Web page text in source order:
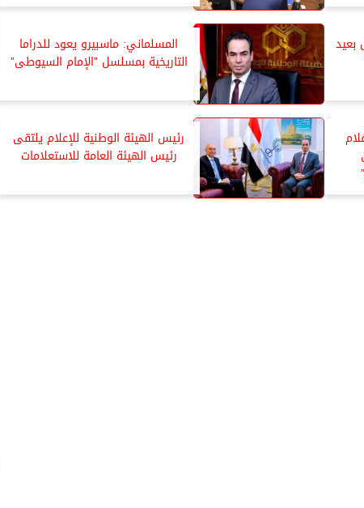
بعيد
المسلماني: ماسبيرو يعود للدراما
التاريخية بمسلسل ”الإمام السيوطى”
رئيس الهيئة الوطنية للإعلام يلتقى
رئيس الهيئة العامة للاستعلامات